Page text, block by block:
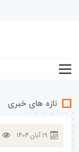
تازه های خبری
19آبان1404